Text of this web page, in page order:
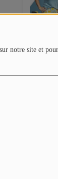
notre site et pour